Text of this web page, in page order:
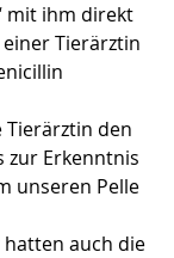
mit ihm direkt
Tierärztin
Tierärztin den
zur Erkenntnis
unseren Pelle
hatten auch die